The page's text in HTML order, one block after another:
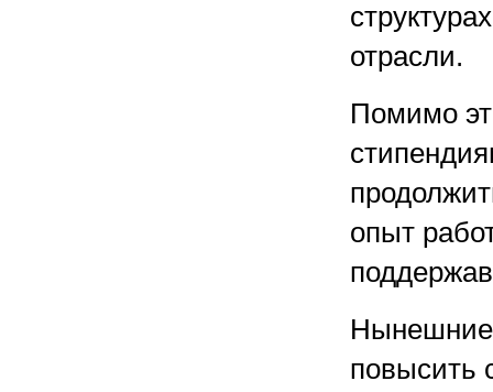
отрасли.
Помимо
опыт
Нынешние
повысить